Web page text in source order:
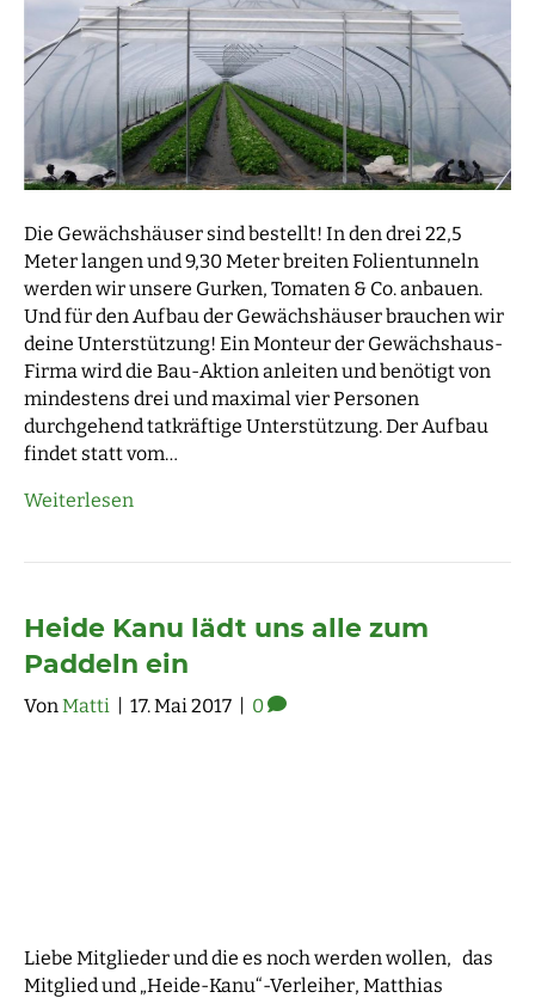
Die Gewächshäuser sind bestellt! In den drei 22,5
Meter langen und 9,30 Meter breiten Folientunneln
werden wir unsere Gurken, Tomaten & Co. anbauen.
Und für den Aufbau der Gewächshäuser brauchen wir
deine Unterstützung! Ein Monteur der Gewächshaus-
Firma wird die Bau-Aktion anleiten und benötigt von
mindestens drei und maximal vier Personen
durchgehend tatkräftige Unterstützung. Der Aufbau
findet statt vom…
Weiterlesen
Heide Kanu lädt uns alle zum
Paddeln ein
VonMatti | 17. Mai 2017 | 0
Liebe Mitglieder und die es noch werden wollen, das
Mitglied und „Heide-Kanu“-Verleiher, Matthias